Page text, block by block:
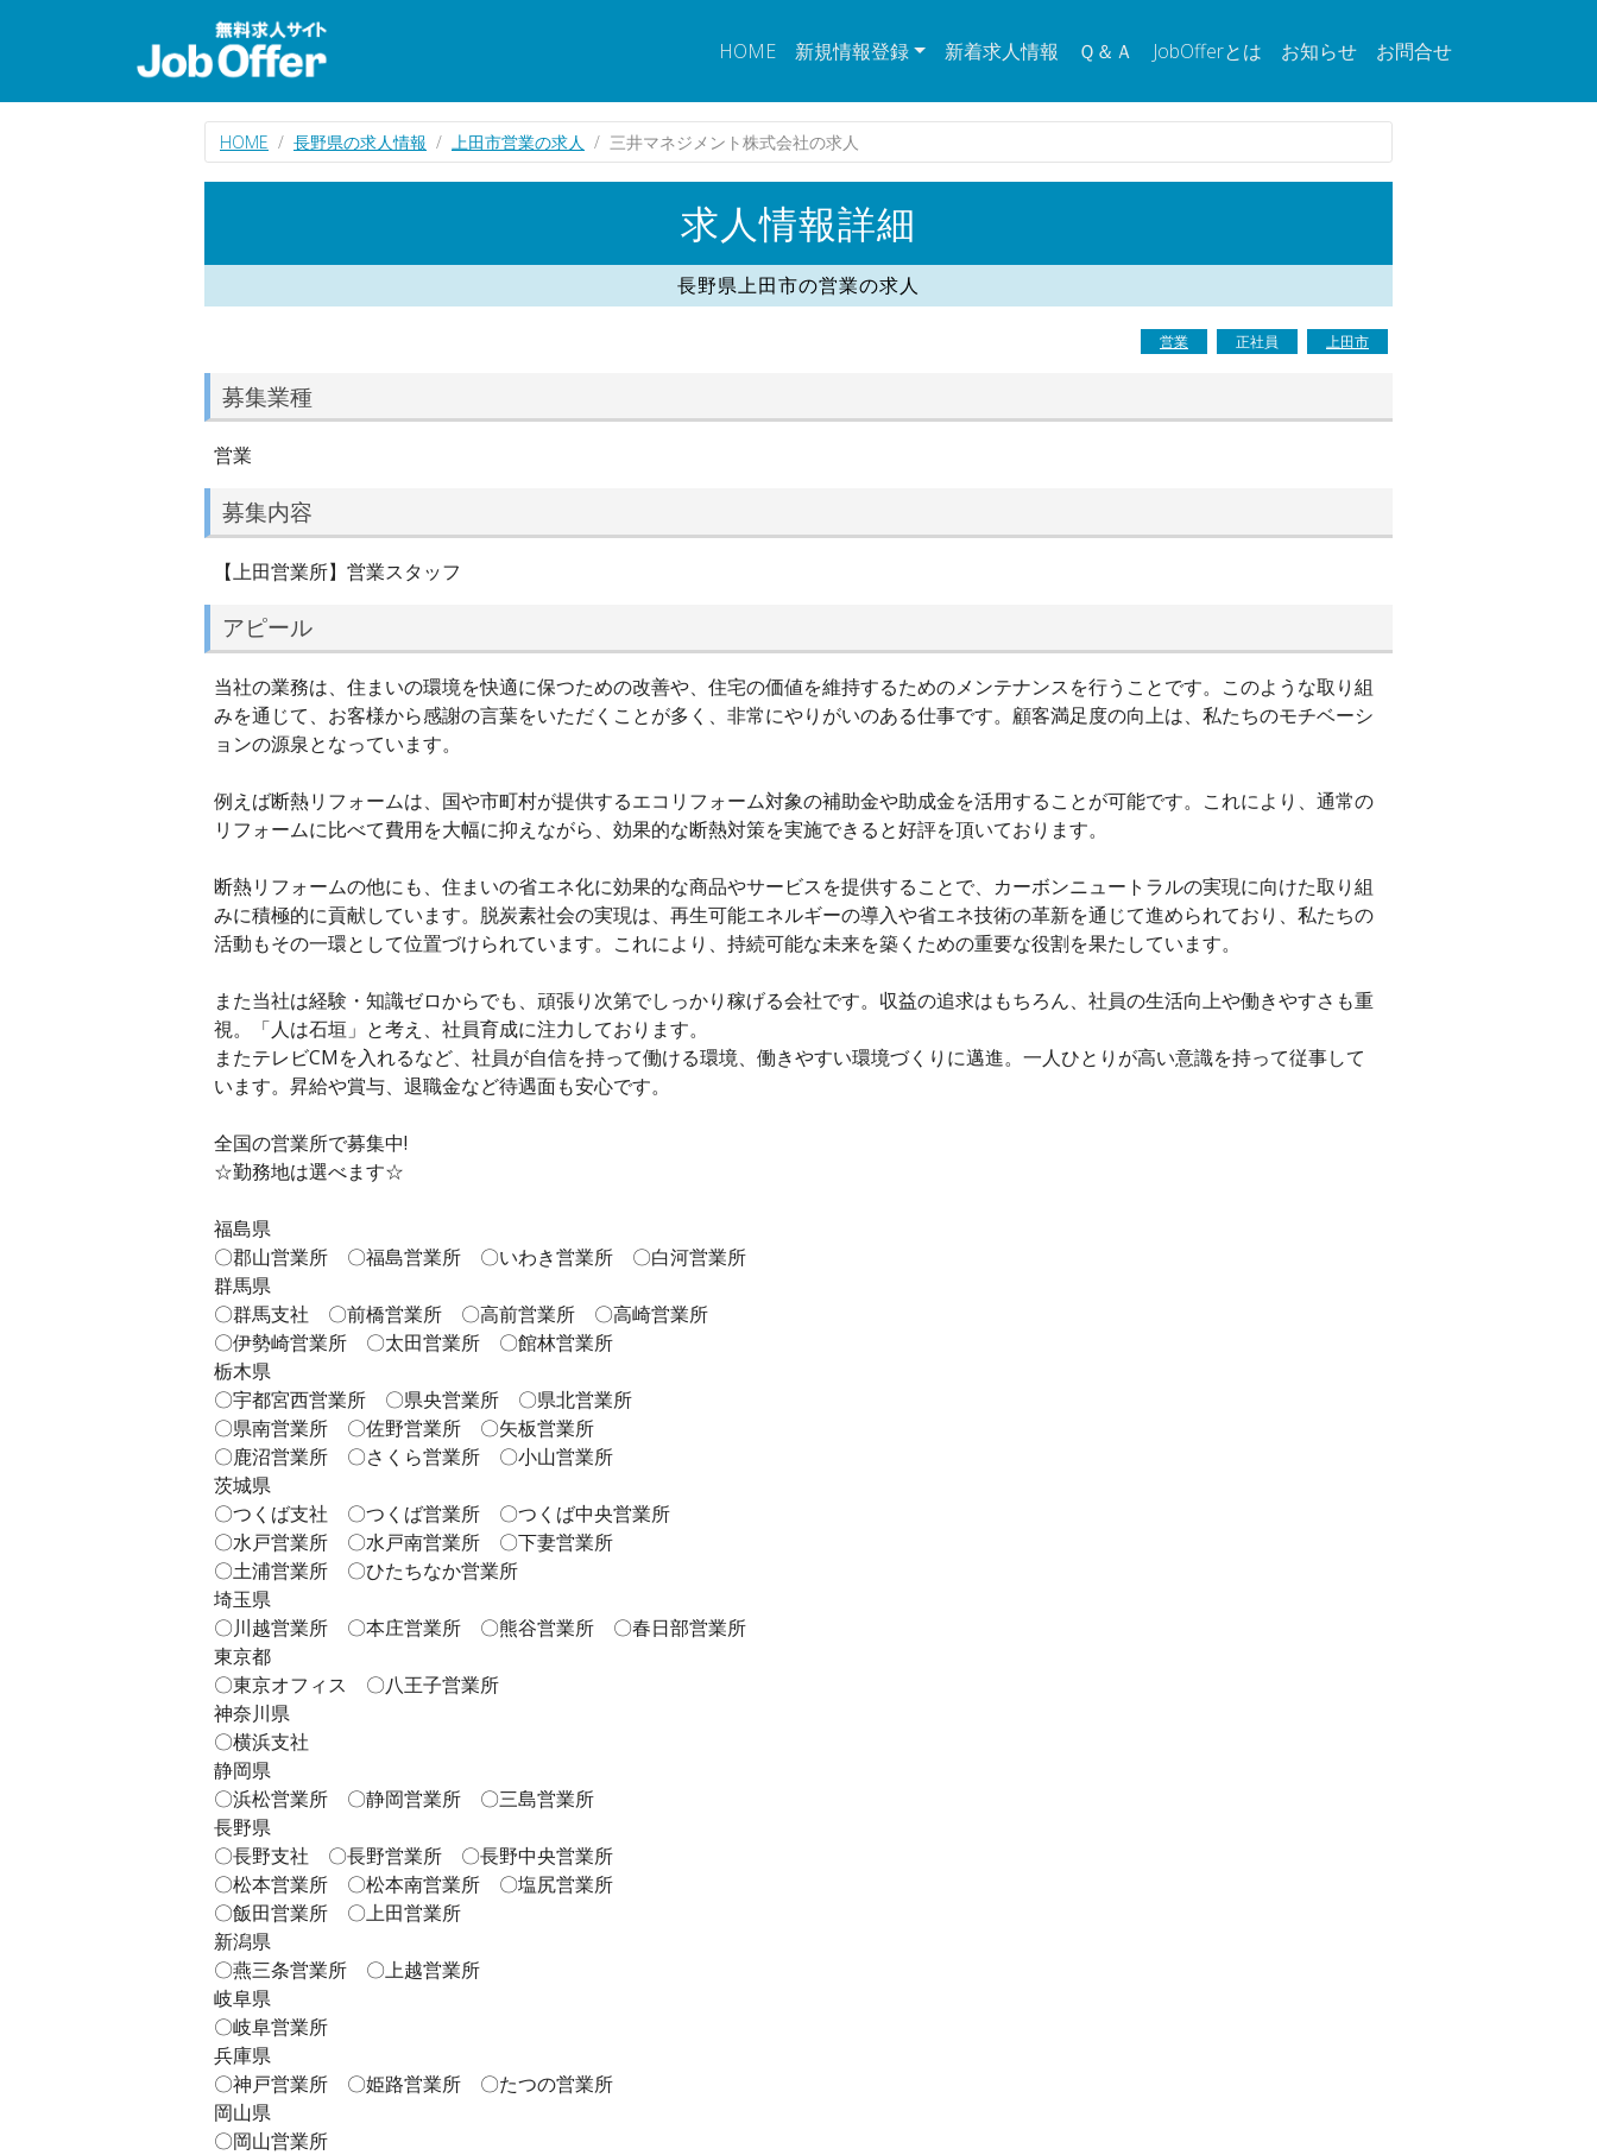
HOME 新規情報登録 新着求人情報 Ｑ＆Ａ JobOfferとは お知らせ お問合せ
HOME 長野県の求人情報 上田市営業の求人 三井マネジメント株式会社の求人
求人情報詳細
長野県上田市の営業の求人
営業 正社員 上田市
募集業種
営業
募集内容
【上田営業所】営業スタッフ
アピール
当社の業務は、住まいの環境を快適に保つための改善や、住宅の価値を維持するためのメンテナンスを行うことです。このような取り組
みを通じて、お客様から感謝の言葉をいただくことが多く、非常にやりがいのある仕事です。顧客満足度の向上は、私たちのモチベーシ
ョンの源泉となっています。
例えば断熱リフォームは、国や市町村が提供するエコリフォーム対象の補助金や助成金を活用することが可能です。これにより、通常の
リフォームに比べて費用を大幅に抑えながら、効果的な断熱対策を実施できると好評を頂いております。
断熱リフォームの他にも、住まいの省エネ化に効果的な商品やサービスを提供することで、カーボンニュートラルの実現に向けた取り組
みに積極的に貢献しています。脱炭素社会の実現は、再生可能エネルギーの導入や省エネ技術の革新を通じて進められており、私たちの
活動もその一環として位置づけられています。これにより、持続可能な未来を築くための重要な役割を果たしています。
また当社は経験・知識ゼロからでも、頑張り次第でしっかり稼げる会社です。収益の追求はもちろん、社員の生活向上や働きやすさも重
視。「人は石垣」と考え、社員育成に注力しております。
またテレビCMを入れるなど、社員が自信を持って働ける環境、働きやすい環境づくりに邁進。一人ひとりが高い意識を持って従事して
います。昇給や賞与、退職金など待遇面も安心です。
全国の営業所で募集中!
☆勤務地は選べます☆
福島県
〇郡山営業所 〇福島営業所 〇いわき営業所 〇白河営業所
群馬県
〇群馬支社 〇前橋営業所 〇高前営業所 〇高崎営業所
〇伊勢崎営業所 〇太田営業所 〇館林営業所
栃木県
〇宇都宮西営業所 〇県央営業所 〇県北営業所
〇県南営業所 〇佐野営業所 〇矢板営業所
〇鹿沼営業所 〇さくら営業所 〇小山営業所
茨城県
〇つくば支社 〇つくば営業所 〇つくば中央営業所
〇水戸営業所 〇水戸南営業所 〇下妻営業所
〇土浦営業所 〇ひたちなか営業所
埼玉県
〇川越営業所 〇本庄営業所 〇熊谷営業所 〇春日部営業所
東京都
〇東京オフィス 〇八王子営業所
神奈川県
〇横浜支社
静岡県
〇浜松営業所 〇静岡営業所 〇三島営業所
長野県
〇長野支社 〇長野営業所 〇長野中央営業所
〇松本営業所 〇松本南営業所 〇塩尻営業所
〇飯田営業所 〇上田営業所
新潟県
〇燕三条営業所 〇上越営業所
岐阜県
〇岐阜営業所
兵庫県
〇神戸営業所 〇姫路営業所 〇たつの営業所
岡山県
〇岡山営業所